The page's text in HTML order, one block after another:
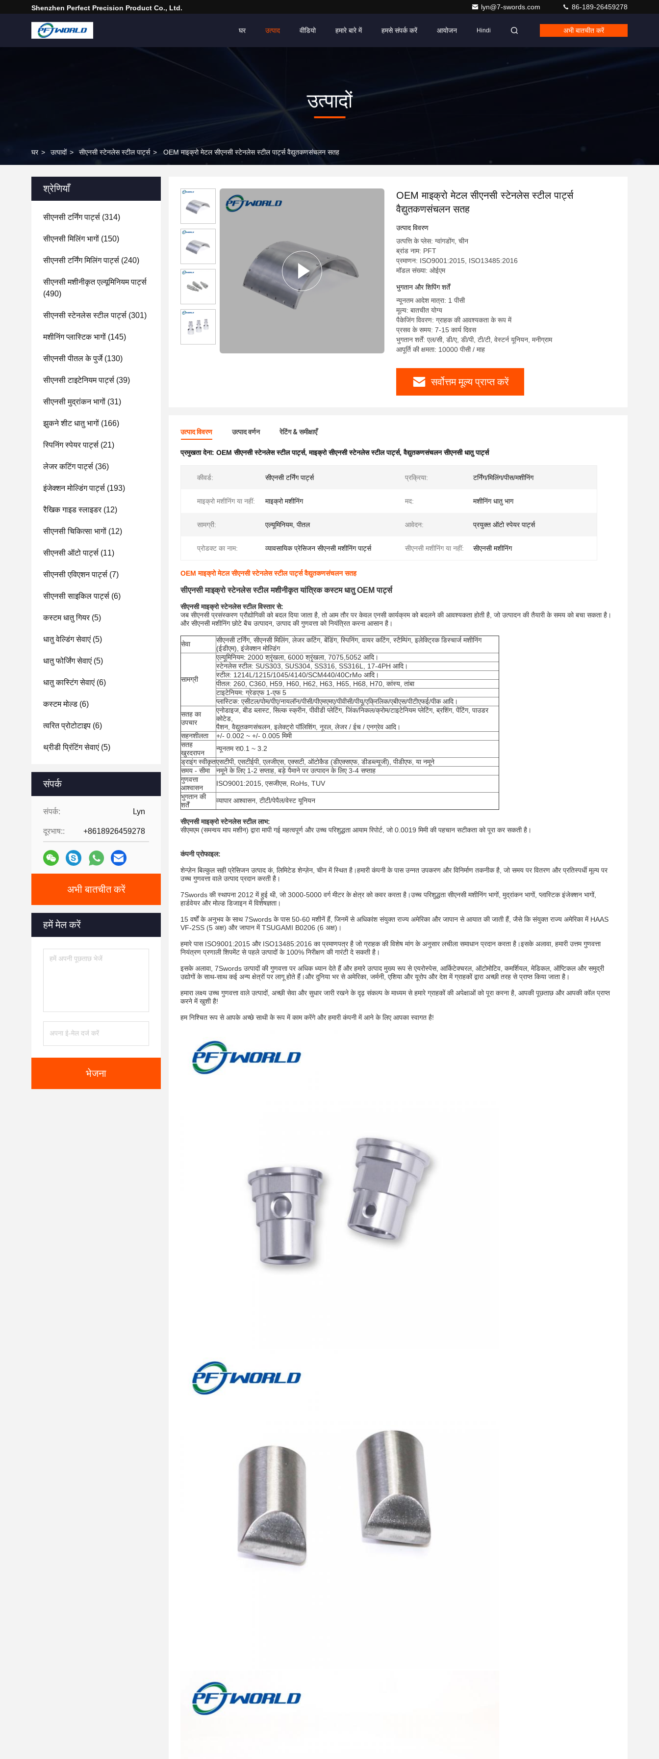
Shenzhen Perfect Precision Product Co., Ltd. lyn@7-swords.com 86-189-26459278
घर उत्पाद वीडियो हमारे बारे में हमसे संपर्क करें आयोजन Hindi अभी बातचीत करें
उत्पादों
घर > उत्पादों > सीएनसी स्टेनलेस स्टील पार्ट्स > OEM माइक्रो मेटल सीएनसी स्टेनलेस स्टील पार्ट्स वैद्युतकणसंचलन सतह
श्रेणियाँ
सीएनसी टर्निंग पार्ट्स (314)
सीएनसी मिलिंग भागों (150)
सीएनसी टर्निंग मिलिंग पार्ट्स (240)
सीएनसी मशीनीकृत एल्यूमिनियम पार्ट्स
(490)
सीएनसी स्टेनलेस स्टील पार्ट्स (301)
मशीनिंग प्लास्टिक भागों (145)
सीएनसी पीतल के पुर्जे(130)
सीएनसी टाइटेनियम पार्ट्स (39)
सीएनसी मुद्रांकन भागों (31)
झुकने शीट धातु भागों (166)
स्पिनिंग स्पेयर पार्ट्स (21)
लेजर कटिंग पार्ट्स (36)
इंजेक्शन मोल्डिंग पार्ट्स (193)
रैखिक गाइड स्लाइडर(12)
सीएनसी चिकित्सा भागों (12)
सीएनसी ऑटो पार्ट्स (11)
सीएनसी एविएशन पार्ट्स (7)
सीएनसी साइकिल पार्ट्स (6)
कस्टम धातु गियर(5)
धातु वेल्डिंग सेवाएं (5)
धातु फोर्जिंग सेवाएं (5)
धातु कास्टिंग सेवाएं (6)
कस्टम मोल्ड (6)
त्वरित प्रोटोटाइप (6)
थ्रीडी प्रिंटिंग सेवाएं (5)
संपर्क
संपर्क: Lyn
दूरभाष:: +8618926459278
अभी बातचीत करें
हमें मेल करें
भेजना
OEM माइक्रो मेटल सीएनसी स्टेनलेस स्टील पार्ट्स
वैद्युतकणसंचलन सतह
उत्पाद विवरण
उत्पत्ति के प्लेस: ग्वांगडोंग, चीन
ब्रांड नाम: PFT
प्रमाणन: ISO9001:2015, ISO13485:2016
मॉडल संख्या: ओईएम
भुगतान और शिपिंग शर्तें
न्यूनतम आदेश मात्रा: 1 पीसी
मूल्य: बातचीत योग्य
पैकेजिंग विवरण: ग्राहक की आवश्यकता के रूप में
प्रसव के समय: 7-15 कार्य दिवस
भुगतान शर्तें: एल/सी, डी/ए, डी/पी, टी/टी, वेस्टर्न यूनियन, मनीग्राम
आपूर्ति की क्षमता: 10000 पीसी / माह
सर्वोत्तम मूल्य प्राप्त करें
उत्पाद विवरण उत्पाद वर्णन रेटिंग & समीक्षाएँ
प्रमुखता देना: OEM सीएनसी स्टेनलेस स्टील पार्ट्स,माइक्रो सीएनसी स्टेनलेस स्टील पार्ट्स,वैद्युतकणसंचलन सीएनसी धातु पार्ट्स
कीवर्ड: सीएनसी टर्निंग पार्ट्स प्रक्रिया: टर्निंग/मिलिंग/पीस/मशीनिंग
माइक्रो मशीनिंग या नहीं: माइक्रो मशीनिंग मद: मशीनिंग धातु भाग
सामग्री: एल्यूमिनियम, पीतल आवेदन: प्रयुक्त ऑटो स्पेयर पार्ट्स
प्रोडक्ट का नाम: व्यावसायिक प्रेसिजन सीएनसी मशीनिंग पार्ट्स सीएनसी मशीनिंग या नहीं: सीएनसी मशीनिंग
OEM माइक्रो मेटल सीएनसी स्टेनलेस स्टील पार्ट्स वैद्युतकणसंचलन सतह
सीएनसी माइक्रो स्टेनलेस स्टील मशीनीकृत यांत्रिक कस्टम धातु OEM पार्ट्स
सीएनसी माइक्रो स्टेनलेस स्टील विस्तार से:
जब सीएनसी प्रसंस्करण प्रौद्योगिकी को बदल दिया जाता है, तो आम तौर पर केवल एनसी कार्यक्रम को बदलने की आवश्यकता होती है, जो उत्पादन की तैयारी के समय को बचा सकता है।
और सीएनसी मशीनिंग छोटे बैच उत्पादन, उत्पाद की गुणवत्ता को नियंत्रित करना आसान है।
सेवा
सीएनसी टर्निंग, सीएनसी मिलिंग, लेजर कटिंग, बेंडिंग, स्पिनिंग, वायर कटिंग, स्टैम्पिंग, इलेक्ट्रिक डिस्चार्ज मशीनिंग
(ईडीएम), इंजेक्शन मोल्डिंग
सामग्री
एल्यूमिनियम: 2000 श्रृंखला, 6000 श्रृंखला, 7075,5052 आदि।
स्टेनलेस स्टील: SUS303, SUS304, SS316, SS316L, 17-4PH आदि।
स्टील: 1214L/1215/1045/4140/SCM440/40CrMo आदि।
पीतल: 260, C360, H59, H60, H62, H63, H65, H68, H70, कांस्य, तांबा
टाइटेनियम: ग्रेडएफ 1-एफ 5
प्लास्टिक: एसीटल/पोम/पीए/नायलॉन/पीसी/पीएमएमए/पीवीसी/पीयू/एक्रिलिक/एबीएस/पीटीएफई/पीक आदि।
सतह का
उपचार
एनोडाइज, बीड ब्लास्ट, सिल्क स्क्रीन, पीवीडी प्लेटिंग, जिंक/निकल/क्रोम/टाइटेनियम प्लेटिंग, ब्रशिंग, पेंटिंग, पाउडर
कोटेड,
पैशन, वैद्युतकणसंचलन, इलेक्ट्रो पॉलिशिंग, नूरल, लेजर / ईच / एनग्रेव आदि।
सहनशीलता
+/- 0.002 ~ +/- 0.005 मिमी
सतह
खुरदरापन
न्यूनतम रा0.1 ~ 3.2
ड्राइंग स्वीकृतएसटीपी, एसटीईपी, एलजीएस, एक्सटी, ऑटोकैड (डीएक्सएफ, डीडब्ल्यूजी), पीडीएफ, या नमूने
समय - सीमा
नमूने के लिए 1-2 सप्ताह, बड़े पैमाने पर उत्पादन के लिए 3-4 सप्ताह
गुणवत्ता
आश्वासन
ISO9001:2015, एसजीएस, RoHs, TUV
भुगतान की
शर्तें
व्यापार आश्वासन, टीटी/पेपैल/वेस्ट यूनियन
सीएनसी माइक्रो स्टेनलेस स्टील लाभ:
सीएमएम (समन्वय माप मशीन) द्वारा मापी गई महत्वपूर्ण और उच्च परिशुद्धता आयाम रिपोर्ट, जो 0.0019 मिमी की पहचान सटीकता को पूरा कर सकती है।
कंपनी प्रोफाइल:
शेन्ज़ेन बिल्कुल सही प्रेसिजन उत्पाद कं, लिमिटेड शेन्ज़ेन, चीन में स्थित है।हमारी कंपनी के पास उन्नत उपकरण और विनिर्माण तकनीक है, जो समय पर वितरण और प्रतिस्पर्धी मूल्य पर
उच्च गुणवत्ता वाले उत्पाद प्रदान करती है।
7Swords की स्थापना 2012 में हुई थी, जो 3000-5000 वर्ग मीटर के क्षेत्र को कवर करता है।उच्च परिशुद्धता सीएनसी मशीनिंग भागों, मुद्रांकन भागों, प्लास्टिक इंजेक्शन भागों,
हार्डवेयर और मोल्ड डिजाइन में विशेषज्ञता।
15 वर्षों के अनुभव के साथ 7Swords के पास 50-60 मशीनें हैं, जिनमें से अधिकांश संयुक्त राज्य अमेरिका और जापान से आयात की जाती हैं, जैसे कि संयुक्त राज्य अमेरिका में HAAS
VF-2SS (5 अक्ष) और जापान में TSUGAMI B0206 (6 अक्ष)।
हमारे पास ISO9001:2015 और ISO13485:2016 का प्रमाणपत्र है जो ग्राहक की विशेष मांग के अनुसार लचीला समाधान प्रदान करता है।इसके अलावा, हमारी उत्तम गुणवत्ता
नियंत्रण प्रणाली शिपमेंट से पहले उत्पादों के 100% निरीक्षण की गारंटी दे सकती है।
इसके अलावा, 7Swords उत्पादों की गुणवत्ता पर अधिक ध्यान देते हैं और हमारे उत्पाद मुख्य रूप से एयरोस्पेस, आर्किटेक्चरल, ऑटोमोटिव, कमर्शियल, मेडिकल, ऑप्टिकल और समुद्री
उद्योगों के साथ-साथ कई अन्य क्षेत्रों पर लागू होते हैं।और दुनिया भर से अमेरिका, जर्मनी, एशिया और यूरोप और देश में ग्राहकों द्वारा अच्छी तरह से प्राप्त किया जाता है।
हमारा लक्ष्य उच्च गुणवत्ता वाले उत्पादों, अच्छी सेवा और सुधार जारी रखने के दृढ़ संकल्प के माध्यम से हमारे ग्राहकों की अपेक्षाओं को पूरा करना है, आपकी पूछताछ और आपकी कॉल प्राप्त
करने में खुशी है!
हम निश्चित रूप से आपके अच्छे साथी के रूप में काम करेंगे और हमारी कंपनी में आने के लिए आपका स्वागत है!